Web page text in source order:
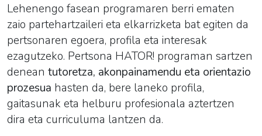
Lehenengo fasean programaren berri ematen
zaio partehartzaileri eta elkarrizketa bat egiten da
pertsonaren egoera, profila eta interesak
ezagutzeko. Pertsona HATOR! programan sartzen
denean tutoretza, akonpainamendu eta orientazio
prozesua hasten da, bere laneko profila,
gaitasunak eta helburu profesionala aztertzen
dira eta curriculuma lantzen da.